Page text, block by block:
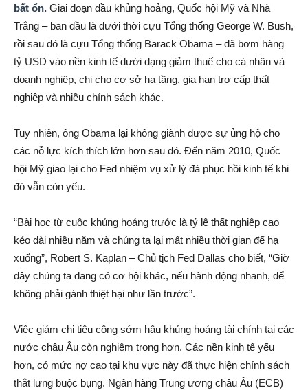
bất ổn. Giai đoạn đầu khủng hoảng, Quốc hội Mỹ và Nhà
Trắng – ban đầu là dưới thời cựu Tổng thống George W. Bush,
rồi sau đó là cựu Tổng thống Barack Obama – đã bơm hàng
tỷ USD vào nền kinh tế dưới dạng giảm thuế cho cá nhân và
doanh nghiệp, chi cho cơ sở hạ tầng, gia hạn trợ cấp thất
nghiệp và nhiều chính sách khác.
Tuy nhiên, ông Obama lại không giành được sự ủng hộ cho
các nỗ lực kích thích lớn hơn sau đó. Đến năm 2010, Quốc
hội Mỹ giao lại cho Fed nhiệm vụ xử lý đà phục hồi kinh tế khi
đó vẫn còn yếu.
“Bài học từ cuộc khủng hoảng trước là tỷ lệ thất nghiệp cao
kéo dài nhiều năm và chúng ta lại mất nhiều thời gian để hạ
xuống”, Robert S. Kaplan – Chủ tịch Fed Dallas cho biết, “Giờ
đây chúng ta đang có cơ hội khác, nếu hành động nhanh, để
không phải gánh thiệt hại như lần trước”.
Việc giảm chi tiêu công sớm hậu khủng hoảng tài chính tại các
nước châu Âu còn nghiêm trọng hơn. Các nền kinh tế yếu
hơn, có mức nợ cao tại khu vực này đã thực hiện chính sách
thắt lưng buộc bụng. Ngân hàng Trung ương châu Âu (ECB)